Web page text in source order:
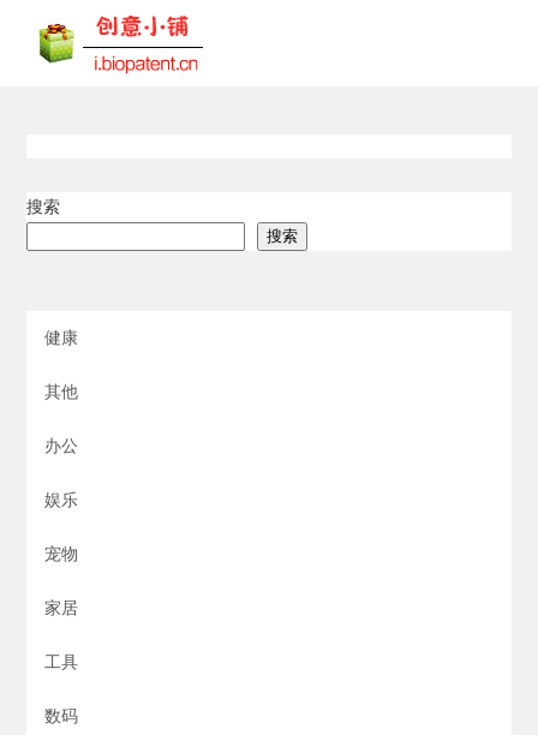
搜索
搜索
健康
其他
办公
娱乐
宠物
家居
工具
数码